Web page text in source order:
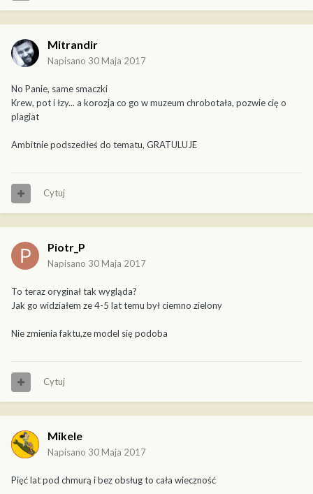
Mitrandir
Napisano 30 Maja 2017
No Panie, same smaczki
Krew, pot i łzy... a korozja co go w muzeum chrobotała, pozwie cię o
plagiat
Ambitnie podszedłeś do tematu, GRATULUJE
Cytuj
Piotr_P
Napisano 30 Maja 2017
To teraz oryginał tak wygląda?
Jak go widziałem ze 4-5 lat temu był ciemno zielony
Nie zmienia faktu,ze model się podoba
Cytuj
Mikele
Napisano 30 Maja 2017
Pięć lat pod chmurą i bez obsług to cała wieczność